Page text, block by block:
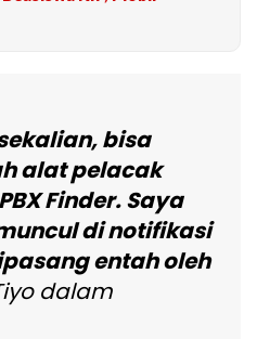
bisa
alat pelacak
Finder. Saya
di notifikasi
entah oleh
dalam